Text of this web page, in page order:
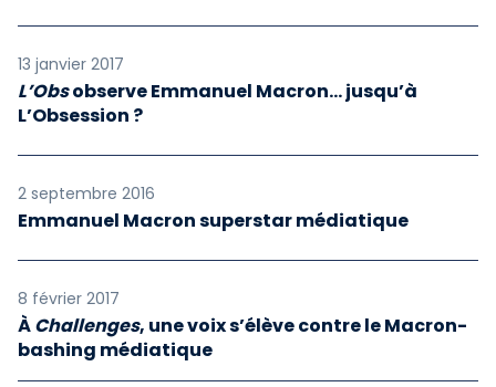
13 janvier 2017
L’Obsobserve Emmanuel Macron... jusqu’à
L’Obsession ?
2 septembre 2016
Emmanuel Macron superstar médiatique
8 février 2017
ÀChallenges, une voix s’élève contre le Macron-
bashing médiatique